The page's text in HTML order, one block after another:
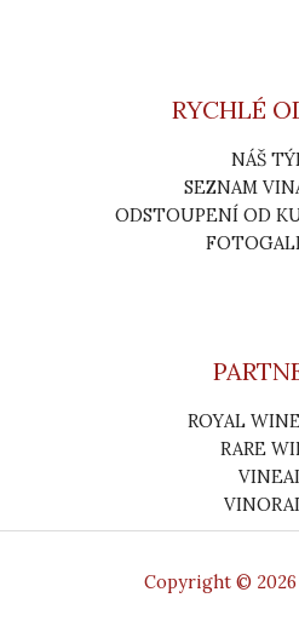
RYCHLÉ
NÁŠ
SEZNAM
ODSTOUPENÍ OD
ROYAL
RARE
Copyright © 2026